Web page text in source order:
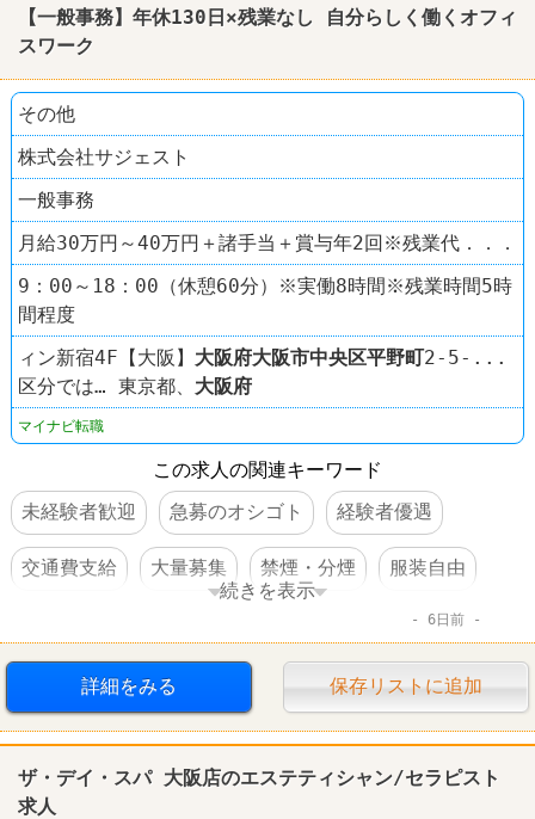
【一般事務】年休130日×残業なし 自分らしく働くオフィ
スワーク
その他
株式会社サジェスト
一般事務
月給30万円～40万円＋諸手当＋賞与年2回※残業代．．．
9：00～18：00（休憩60分）※実働8時間※残業時間5時
間程度
ィン新宿4F【大阪】 大阪府大阪市中央区平野町2-5-...
区分では… 東京都、 大阪府
マイナビ転職
この求人の関連キーワード
未経験者歓迎
急募のオシゴト 経験者優遇
交通費支給 大量募集 禁煙・分煙 服装自由
女性活躍 完全週休2日制 転勤なし
続きを表示
6日前
詳細をみる 保存リストに追加
ザ・デイ・スパ 大阪店のエステティシャン/セラピスト
求人